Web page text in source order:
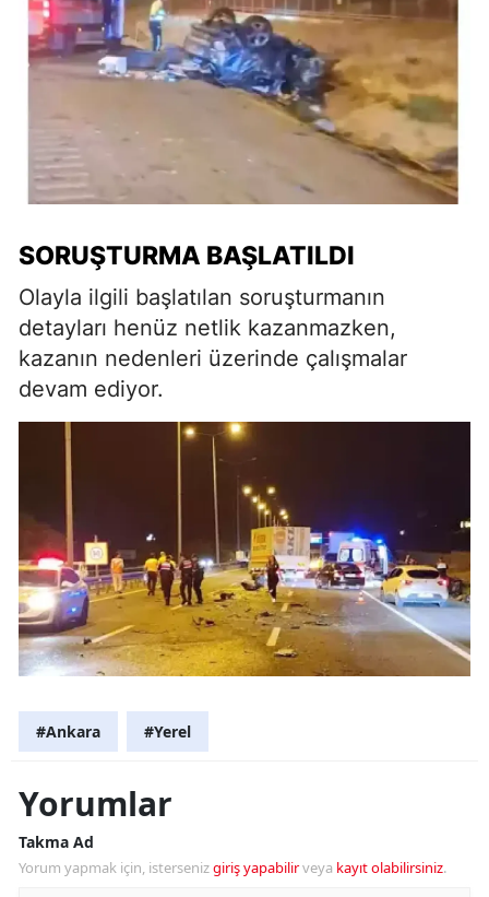
SORUŞTURMA BAŞLATILDI
Olayla ilgili başlatılan soruşturmanın
detayları henüz netlik kazanmazken,
kazanın nedenleri üzerinde çalışmalar
devam ediyor.
#Ankara #Yerel
Yorumlar
Takma Ad
Yorum yapmak için, istersenizgiriş yapabilirveya kayıt olabilirsiniz.